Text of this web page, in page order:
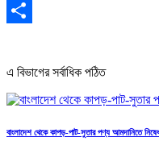
Email
এ বিভাগের সর্বাধিক পঠিত
বাংলাদেশ থেকে কাপড়-পাট-সুতার পণ্য আমদানিতে